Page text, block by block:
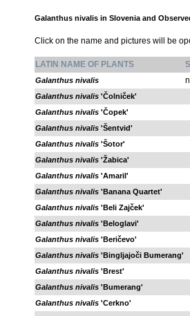
Galanthus nivalis in Slovenia and
Click on the name and pictures will be
LATIN NAME OF PLANTS
Galanthus nivalis
Galanthus nivalis 'Čolniček'
Galanthus nivalis 'Čopek'
Galanthus nivalis 'Šentvid'
Galanthus nivalis 'Šotor'
Galanthus nivalis 'Žabica'
Galanthus nivalis 'Amaril'
Galanthus nivalis 'Banana Quartet'
Galanthus nivalis 'Beli Zajček'
Galanthus nivalis 'Beloglavi'
Galanthus nivalis 'Beričevo'
Galanthus nivalis 'Bingljajoči Bumerang'
Galanthus nivalis 'Brest'
Galanthus nivalis 'Bumerang'
Galanthus nivalis 'Cerkno'